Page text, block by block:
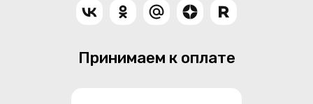
Принимаем к оплате